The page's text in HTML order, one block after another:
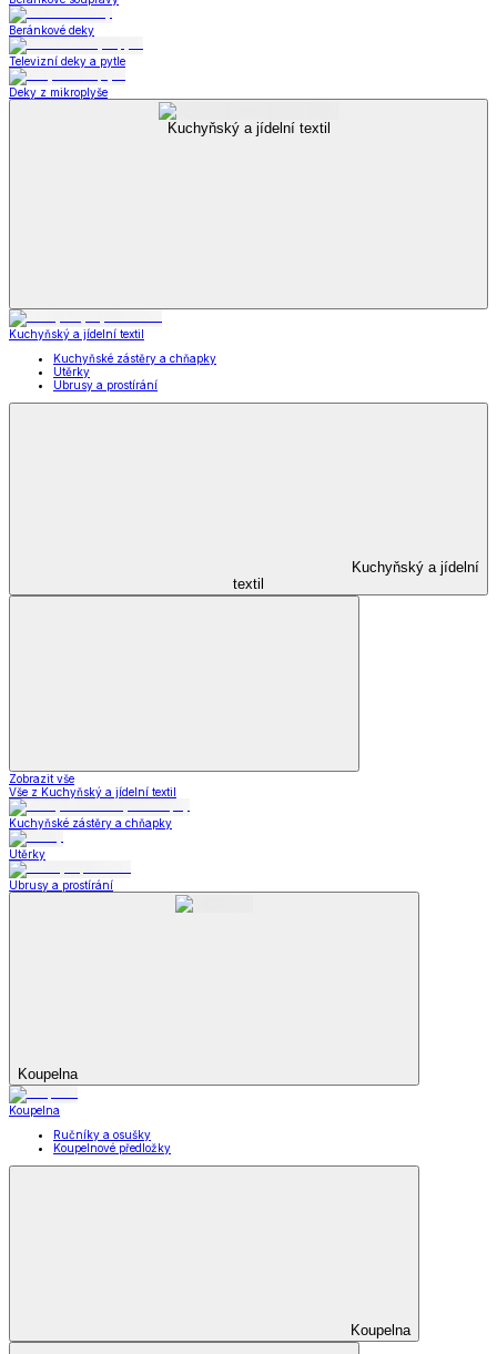
Beránkové deky
Televizní deky a pytle
Deky z mikroplyše
Kuchyňský a jídelní textil
Kuchyňský a jídelní textil
Kuchyňské zástěry a chňapky
Utěrky
Ubrusy a prostírání
Kuchyňský a jídelní
textil
Zobrazit vše
Vše z Kuchyňský a jídelní textil
Kuchyňské zástěry a chňapky
Utěrky
Ubrusy a prostírání
Koupelna
Koupelna
Ručníky a osušky
Koupelnové předložky
Koupelna